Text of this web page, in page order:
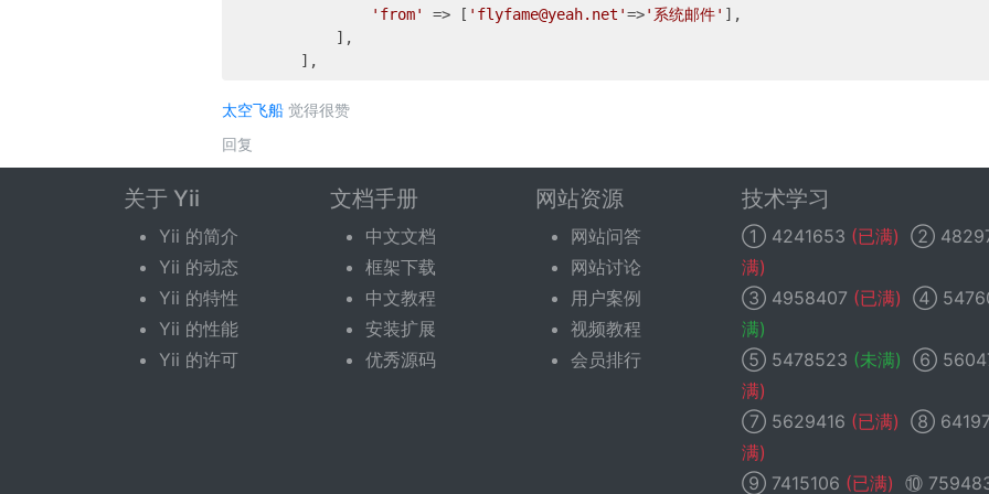
'from' => [ 'flyfame@yeah.net'=>'系统邮件' ],
            ],
太空飞船 觉得很赞
回复
发表评论
您需要登录后才可以评论。 登录| 立即注册
关于 Yii
Yii 的简介
Yii 的动态
Yii 的特性
Yii 的性能
Yii 的许可
文档手册
中文文档
框架下载
中文教程
安装扩展
优秀源码
网站资源
网站问答
网站讨论
用户案例
视频教程
会员排行
技术学习
① 4241653 (已满) ②
满)
③ 4958407 (已满) ④
满)
⑤ 5478523 (未满) ⑥
满)
⑦ 5629416 (已满) ⑧
满)
⑨ 7415106 (已满) ⑩